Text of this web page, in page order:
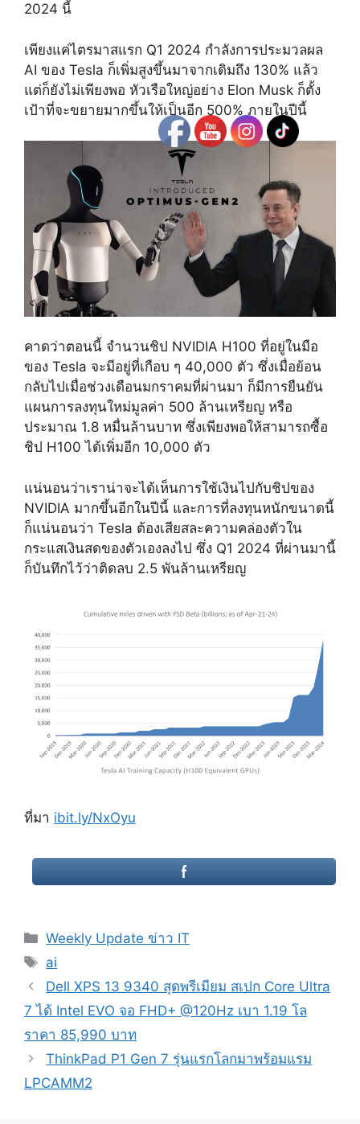
2024 นี้
เพียงแค่ไตรมาสแรก Q1 2024 กำลังการประมวลผล
AI ของ Tesla ก็เพิ่มสูงขึ้นมาจากเดิมถึง 130% แล้ว
แต่ก็ยังไม่เพียงพอ หัวเรือใหญ่อย่าง Elon Musk ก็ตั้ง
เป้าที่จะขยายมากขึ้นให้เป็นอีก 500% ภายในปีนี้
คาดว่าตอนนี้ จำนวนชิป NVIDIA H100 ที่อยู่ในมือ
ของ Tesla จะมีอยู่ที่เกือบ ๆ 40,000 ตัว ซึ่งเมื่อย้อน
กลับไปเมื่อช่วงเดือนมกราคมที่ผ่านมา ก็มีการยืนยัน
แผนการลงทุนใหม่มูลค่า 500 ล้านเหรียญ หรือ
ประมาณ 1.8 หมื่นล้านบาท ซึ่งเพียงพอให้สามารถซื้อ
ชิป H100 ได้เพิ่มอีก 10,000 ตัว
แน่นอนว่าเราน่าจะได้เห็นการใช้เงินไปกับชิปของ
NVIDIA มากขึ้นอีกในปีนี้ และการที่ลงทุนหนักขนาดนี้
ก็แน่นอนว่า Tesla ต้องเสียสละความคล่องตัวใน
กระแสเงินสดของตัวเองลงไป ซึ่ง Q1 2024 ที่ผ่านมานี้
ก็บันทึกไว้ว่าติดลบ 2.5 พันล้านเหรียญ
ที่มา ibit.ly/NxOyu
Categories
Weekly Update ข่าว IT
Tags
ai
Post
navigation
Dell XPS 13 9340 สุดพรีเมียม สเปก Core Ultra
7 ได้ Intel EVO จอ FHD+ @120Hz เบา 1.19 โล
ราคา 85,990 บาท
ThinkPad P1 Gen 7 รุ่นแรกโลกมาพร้อมแรม
LPCAMM2